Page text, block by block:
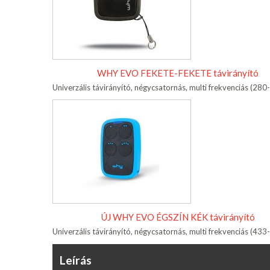
WHY EVO FEKETE-FEKETE távirányító
Univerzális távirányító, négycsatornás, multi frekvenciás
ÚJ WHY EVO ÉGSZÍN KÉK távirányító
Univerzális távirányító, négycsatornás, multi frekvenciás
Leírás